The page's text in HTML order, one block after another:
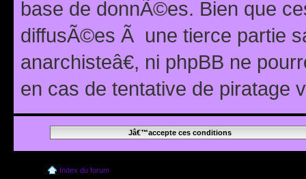
base de donnÃ©es. Bien que
diffusÃ©es Ã une tierce partie
anarchisteâ€, ni phpBB ne
en cas de tentative de piratage
Index du forum